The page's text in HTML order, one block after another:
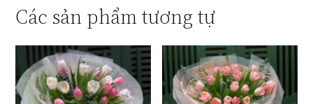
Các sản phẩm tương tự